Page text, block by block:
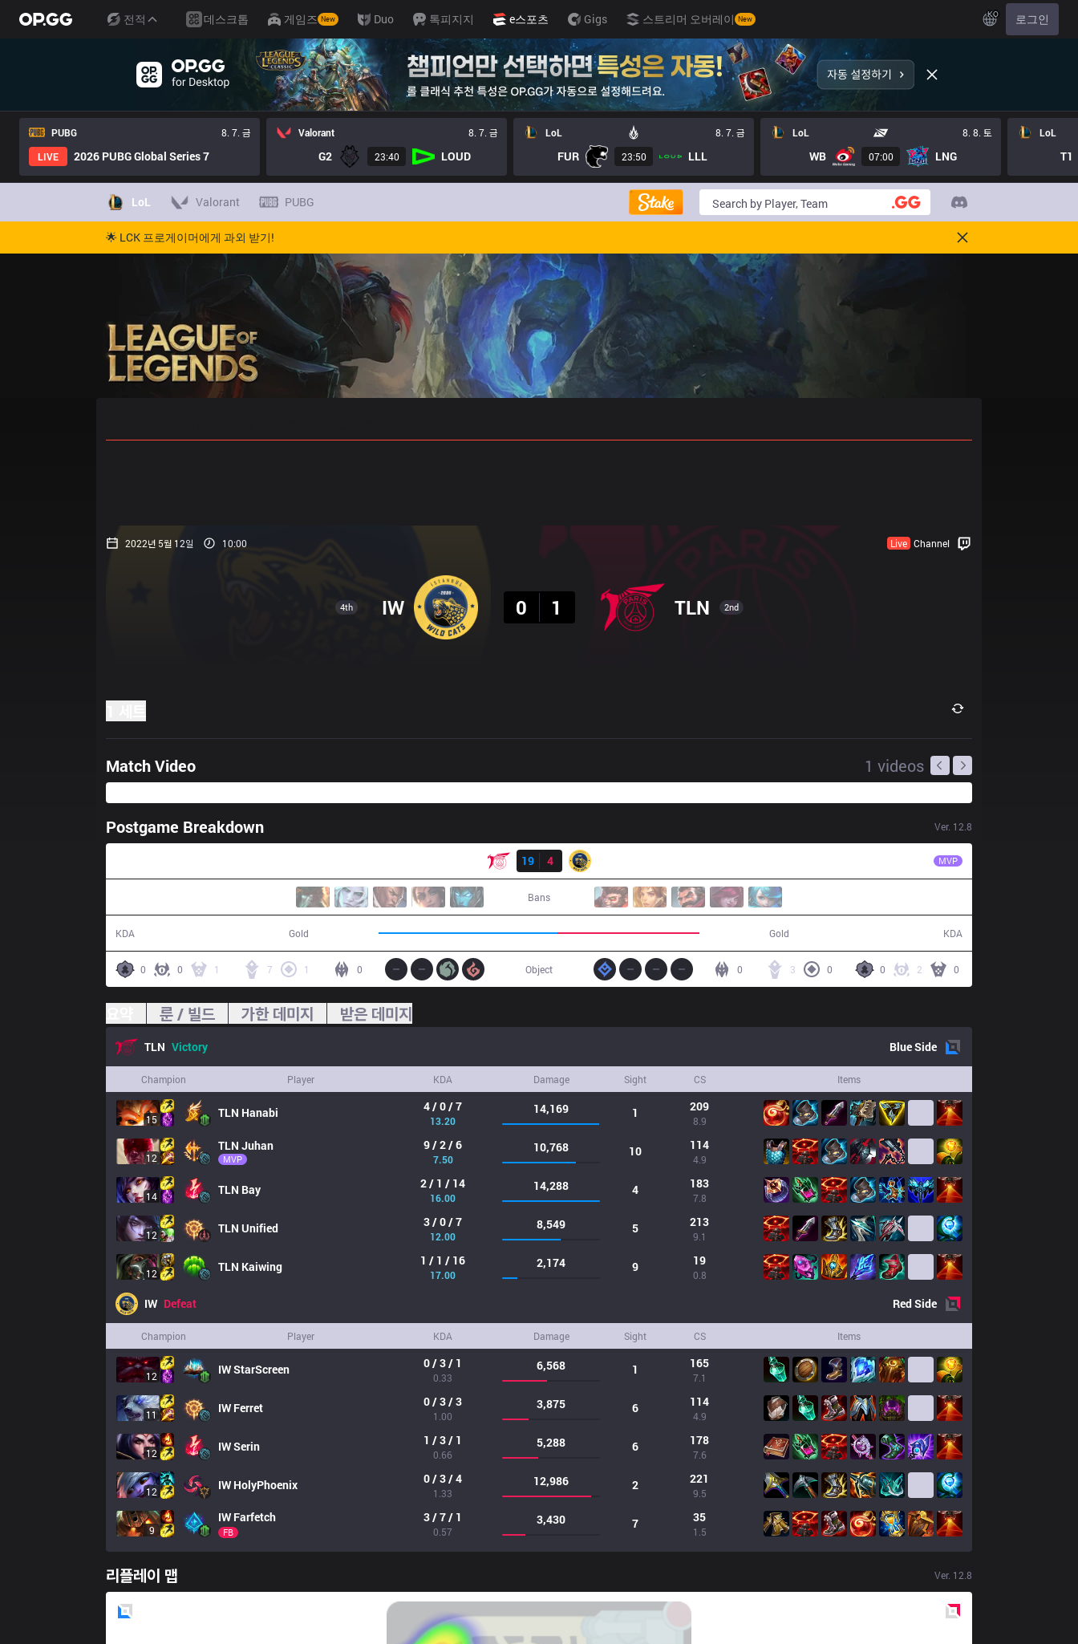
전적 데스크톱 게임즈 New Duo 톡피지지 e스포츠 Gigs 스트리머 오버레이 New KO 로그인
PUBG
8. 7. 금
LIVE
2026 PUBG Global Series 7
Valorant 8. 7. 금
G2 23:40 LOUD
LoL 8. 7. 금
FUR 23:50 LLL
LoL 8. 8. 토
WB 07:00 LNG
LoL
T1
LoL Valorant PUBG
🌟 LCK 프로게이머에게 과외 받기!
2022년 5월 12일 10:00 Live Channel
4th IW
0
1 TLN 2nd
Match Video 1 videos
Postgame Breakdown Ver. 12.8
19
4 MVP
Bans
KDA Gold Gold KDA
0 0 1 7 1 0 0 2 0
3 0
0
Object
룬 / 빌드 가한 데미지 받은 데미지
TLN Victory BlueSide
Champion Player KDA Damage Sight CS Items
15 TLN Hanabi 4 / 0 / 7
13.20
14,169 1 209
8.9
12
TLN Juhan
MVP
9 / 2 / 6
7.50
10,768 10 114
4.9
14 TLN Bay 2 / 1 / 14
16.00
14,288 4 183
7.8
12 TLN Unified 3 / 0 / 7
12.00
8,549 5 213
9.1
12 TLN Kaiwing 1 / 1 / 16
17.00
2,174 9 19
0.8
IW Defeat RedSide
Champion Player KDA Damage Sight CS Items
12 IWStarScreen 0 / 3 / 1
0.33
6,568 1 165
7.1
11 IW Ferret 0 / 3 / 3
1.00
3,875 6 114
4.9
12 IWSerin 1 / 3 / 1
0.66
5,288 6 178
7.6
12 IW HolyPhoenix 0 / 3 / 4
1.33
12,986 2 221
9.5
9
IW Farfetch
FB
3 / 7 / 1
0.57
3,430 7 35
1.5
리플레이 맵 Ver. 12.8